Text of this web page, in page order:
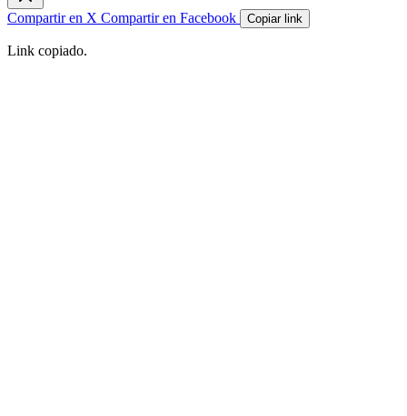
Compartir en X Compartir en Facebook Copiar link
Link copiado.